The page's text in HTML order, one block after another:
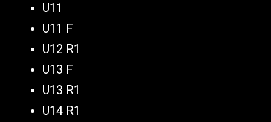
U11
U11 F
U12 R1
U13 F
U13 R1
U14 R1